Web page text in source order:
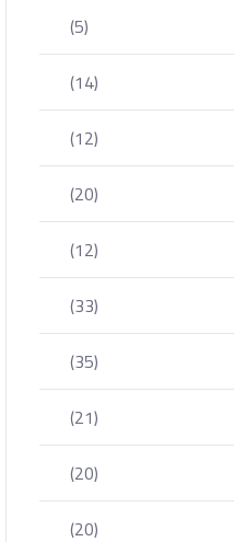
(5)
(14)
(12)
(20)
(12)
(33)
(35)
(21)
(20)
(20)